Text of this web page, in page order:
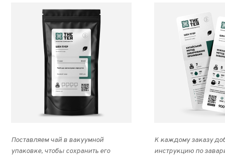
Поставляем чай в вакуумной
упаковке, чтобы сохранить его
К каждому заказу
инструкцию по